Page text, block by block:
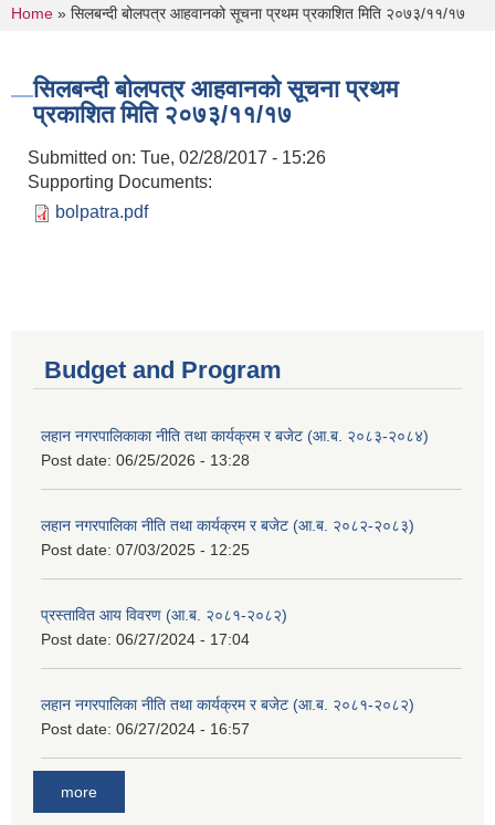
You are here
Home » सिलबन्दी बोलपत्र आहवानको सूचना प्रथम प्रकाशित मिति २०७३/११/१७
सिलबन्दी बोलपत्र आहवानको सूचना प्रथम
प्रकाशित मिति २०७३/११/१७
Submitted on: Tue, 02/28/2017 - 15:26
Supporting Documents:
bolpatra.pdf
Budget and Program
लहान नगरपालिकाका नीति तथा कार्यक्रम र बजेट (आ.ब. २०८३-२०८४)
Post date: 06/25/2026 - 13:28
लहान नगरपालिका नीति तथा कार्यक्रम र बजेट (आ.ब. २०८२-२०८३)
Post date: 07/03/2025 - 12:25
प्रस्तावित आय विवरण (आ.ब. २०८१-२०८२)
Post date: 06/27/2024 - 17:04
लहान नगरपालिका नीति तथा कार्यक्रम र बजेट (आ.ब. २०८१-२०८२)
Post date: 06/27/2024 - 16:57
more